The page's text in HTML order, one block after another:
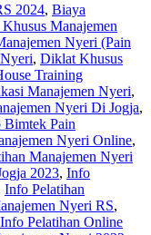
2024, Biaya
Manajemen
Nyeri (Pain
, Diklat Khusus
Training
Manajemen Nyeri,
Nyeri Di Jogja,
Bimtek Pain
Nyeri Online,
Manajemen Nyeri
2023, Info
Info Pelatihan
Nyeri RS,
Info Pelatihan Online